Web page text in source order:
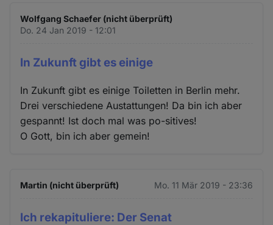
Wolfgang Schaefer (nicht überprüft)
Do. 24 Jan 2019 - 12:01
In Zukunft gibt es einige
In Zukunft gibt es einige Toiletten in Berlin mehr.
Drei verschiedene Austattungen! Da bin ich aber
gespannt! Ist doch mal was po-sitives!
O Gott, bin ich aber gemein!
Martin (nicht überprüft) Mo. 11 Mär 2019 - 23:36
Ich rekapituliere: Der Senat